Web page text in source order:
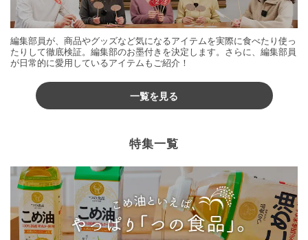
編集部員が、商品やグッズなど気になるアイテムを実際に食べたり使っ
たりして徹底検証。編集部のお墨付きを決定します。さらに、編集部員
が日常的に愛用しているアイテムもご紹介！
一覧を見る
特集一覧